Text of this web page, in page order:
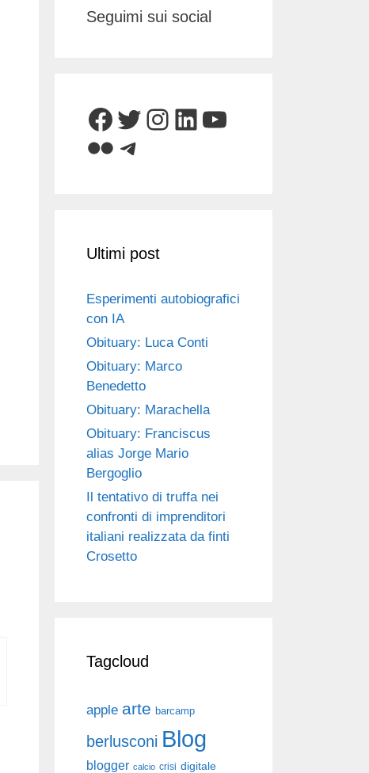
Seguimi sui social
Facebook
Twitter
Instagram
LinkedIn
YouTube
FlickrTelegram
Ultimi post
Esperimenti autobiografici
con IA
Obituary: Luca Conti
Obituary: Marco
Benedetto
Obituary: Marachella
Obituary: Franciscus
alias Jorge Mario
Bergoglio
Il tentativo di truffa nei
confronti di imprenditori
italiani realizzata da finti
Crosetto
Tagcloud
apple arte barcamp
berlusconi Blog
blogger calcio crisi digitale